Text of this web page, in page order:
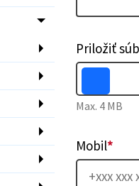
Priložiť
Max. 4 MB
Mobil*